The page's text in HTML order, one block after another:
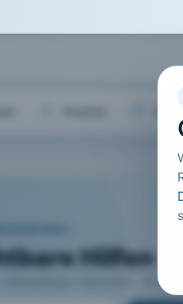
Hilfen
Altenpflege, Hannover · 2014 ·